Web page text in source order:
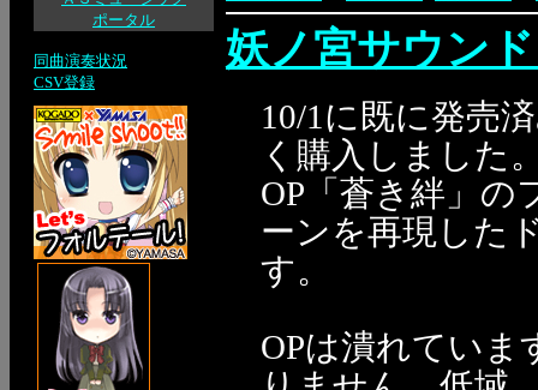
ポータル
同曲演奏状況
CSV登録
妖ノ宮サウン
10/1に既に発売
く購入しました
OP「蒼き絆」の
ーンを再現した
す。
OPは潰れてい